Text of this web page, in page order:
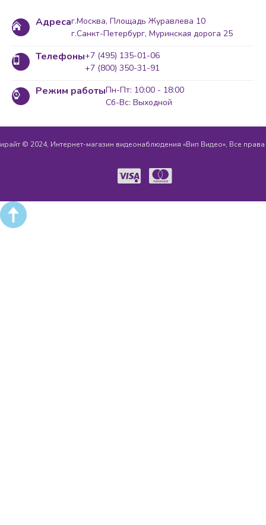
Адресаг.Москва, Площадь Журавлева 10
г.Санкт-Петербург, Муринская дорога 25
Телефоны+7 (495) 135-01-06
+7 (800) 350-31-91
Режим работыПн-Пт: 10:00 - 18:00
Сб-Вс: Выходной
© 2024, Интернет-магазин видеонаблюдения «Вип Видео», Все